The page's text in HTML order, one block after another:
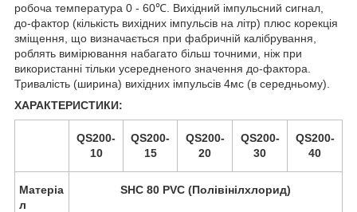
робоча температура 0 - 60℃. Вихідний імпульсний сигнал,
до-фактор (кількість вихідних імпульсів на літр) плюс корекція
зміщення, що визначається при фабричній калібрування,
роблять вимірювання набагато більш точними, ніж при
використанні тільки усередненого значення до-фактора.
Тривалість (ширина) вихідних імпульсів 4мс (в середньому).
ХАРАКТЕРИСТИКИ:
QS200-
10
QS200-
15
QS200-
20
QS200-
30
QS200-
40
Матеріа
л
SHC 80 PVC (Полівінілхлорид)